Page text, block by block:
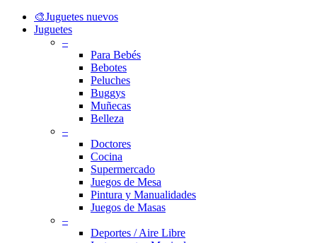
Close
Menu
🎨Juguetes nuevos
Juguetes
–
Para Bebés
Bebotes
Peluches
Buggys
Muñecas
Belleza
–
Doctores
Cocina
Supermercado
Juegos de Mesa
Pintura y Manualidades
Juegos de Masas
–
Deportes / Aire Libre